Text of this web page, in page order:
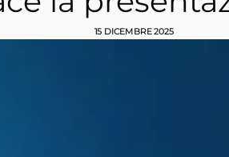
15 DICEMBRE 2025